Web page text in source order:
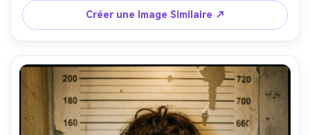
Créer une Image Similaire ↗